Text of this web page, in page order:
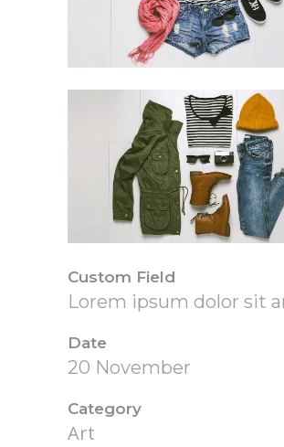
Custom Field
Lorem ipsum dolor sit
Date
20 November
Category
Art